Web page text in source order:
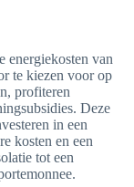
energiekosten van
te kiezen voor op
profiteren
Deze
in een
kosten en een
tot een